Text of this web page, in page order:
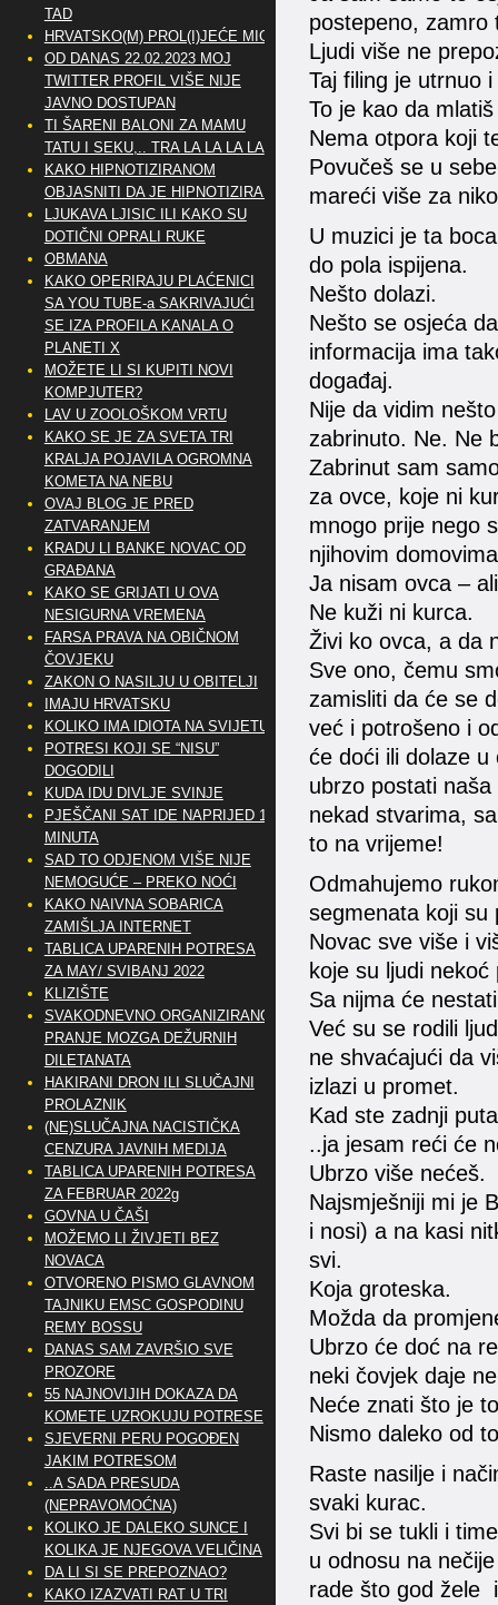
postepeno, zamro
Ljudi više ne
Taj filing je utrnuo
To je kao da
Nema otpora koji
Povučeš se u
mareći više za
U muzici je ta
do pola ispijena.
Nešto dolazi.
Nešto se osjeća
informacija ima
događaj.
Nije da vidim
zabrinuto. Ne. Ne
Zabrinut sam
za ovce, koje ni
mnogo prije nego
njihovim
Ja nisam ovca –
Ne kuži ni kurca.
Živi ko ovca, a da
Sve ono, čemu
zamisliti da će se
već i potrošeno i
će doći ili dolaze
ubrzo postati
nekad stvarima,
to na vrijeme!
Odmahujemo
segmenata koji su
Novac sve više i
koje su ljudi nekoć
Sa nijma će
Već su se rodili
ne shvaćajući da
izlazi u promet.
Kad ste zadnji
..ja jesam reći će
Ubrzo više nećeš.
Najsmješniji mi je
i nosi) a na kasi
svi.
Koja groteska.
Možda da
Ubrzo će doć na
neki čovjek daje
Neće znati što je
Nismo daleko od
Raste nasilje i
svaki kurac.
Svi bi se tukli i
u odnosu na
rade što god žele
TAD
HRVATSKO(M) PROL(I)JEĆE MIG
OD DANAS 22.02.2023 MOJ
TWITTER PROFIL VIŠE NIJE
JAVNO DOSTUPAN
TI ŠARENI BALONI ZA MAMU
TATU I SEKU,.. TRA LA LA LA LA
KAKO HIPNOTIZIRANOM
OBJASNITI DA JE HIPNOTIZIRAN
LJUKAVA LJISIC ILI KAKO SU
DOTIČNI OPRALI RUKE
OBMANA
KAKO OPERIRAJU PLAĆENICI
SA YOU TUBE-a SAKRIVAJUĆI
SE IZA PROFILA KANALA O
PLANETI X
MOŽETE LI SI KUPITI NOVI
KOMPJUTER?
LAV U ZOOLOŠKOM VRTU
KAKO SE JE ZA SVETA TRI
KRALJA POJAVILA OGROMNA
KOMETA NA NEBU
OVAJ BLOG JE PRED
ZATVARANJEM
KRADU LI BANKE NOVAC OD
GRAĐANA
KAKO SE GRIJATI U OVA
NESIGURNA VREMENA
FARSA PRAVA NA OBIČNOM
ČOVJEKU
ZAKON O NASILJU U OBITELJI
IMAJU HRVATSKU
KOLIKO IMA IDIOTA NA SVIJETU?
POTRESI KOJI SE “NISU”
DOGODILI
KUDA IDU DIVLJE SVINJE
PJEŠČANI SAT IDE NAPRIJED 10
MINUTA
SAD TO ODJENOM VIŠE NIJE
NEMOGUĆE – PREKO NOĆI
KAKO NAIVNA SOBARICA
ZAMIŠLJA INTERNET
TABLICA UPARENIH POTRESA
ZA MAY/ SVIBANJ 2022
KLIZIŠTE
SVAKODNEVNO ORGANIZIRANO
PRANJE MOZGA DEŽURNIH
DILETANATA
HAKIRANI DRON ILI SLUČAJNI
PROLAZNIK
(NE)SLUČAJNA NACISTIČKA
CENZURA JAVNIH MEDIJA
TABLICA UPARENIH POTRESA
ZA FEBRUAR 2022g
GOVNA U ČAŠI
MOŽEMO LI ŽIVJETI BEZ
NOVACA
OTVORENO PISMO GLAVNOM
TAJNIKU EMSC GOSPODINU
REMY BOSSU
DANAS SAM ZAVRŠIO SVE
PROZORE
55 NAJNOVIJIH DOKAZA DA
KOMETE UZROKUJU POTRESE
SJEVERNI PERU POGOĐEN
JAKIM POTRESOM
..A SADA PRESUDA
(NEPRAVOMOĆNA)
KOLIKO JE DALEKO SUNCE I
KOLIKA JE NJEGOVA VELIČINA
DA LI SI SE PREPOZNAO?
KAKO IZAZVATI RAT U TRI